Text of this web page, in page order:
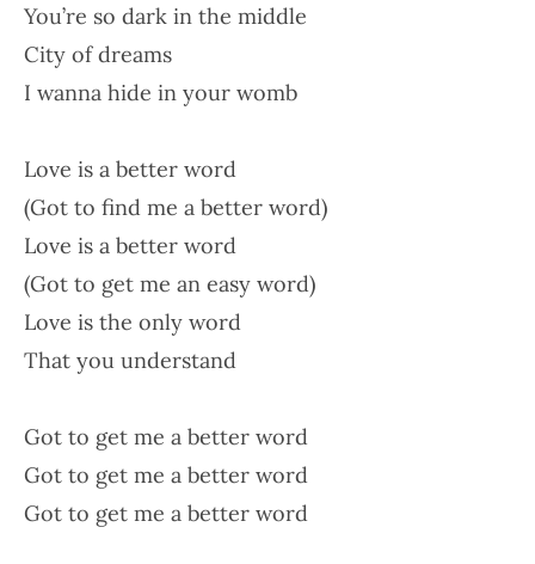
You’re so dark in the middle
City of dreams
I wanna hide in your womb
Love is a better word
(Got to find me a better word)
Love is a better word
(Got to get me an easy word)
Love is the only word
That you understand
Got to get me a better word
Got to get me a better word
Got to get me a better word